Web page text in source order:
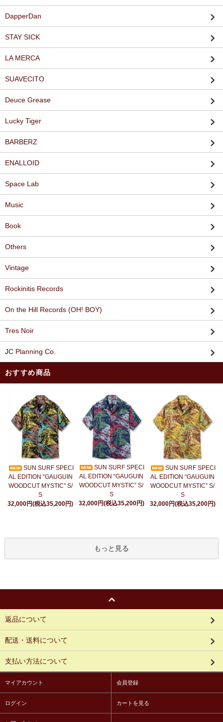
DapperDan
STAY SICK
LA MERCA
SUAVECITO
Deuce Grease
Lucky Tiger
BARBERZ
ENALLOID
Space Lab
Music
Book
Others
Vintage
Rockinitis Records
On the Hill Records (OH! BOY)
Tres Noir
JC Planning Co.
おすすめ商品
SUN SURF SPECI
AL EDITION “GAUGUIN
WOODCUT MYSTIC” S/
S
32,000円(税込35,200円)
SUN SURF SPECI
AL EDITION “GAUGUIN
WOODCUT MYSTIC” S/
S
32,000円(税込35,200円)
SUN SURF SPECI
AL EDITION “GAUGUIN
WOODCUT MYSTIC” S/
S
32,000円(税込35,200円)
もっと見る
返品について
配送・送料について
支払い方法について
マイアカウント 会員登録
ログイン カートを見る